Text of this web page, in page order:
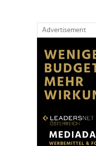
Advertisement